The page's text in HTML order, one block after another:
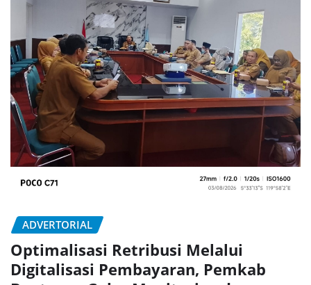
ADVERTORIAL
Optimalisasi Retribusi Melalui
Digitalisasi Pembayaran, Pemkab